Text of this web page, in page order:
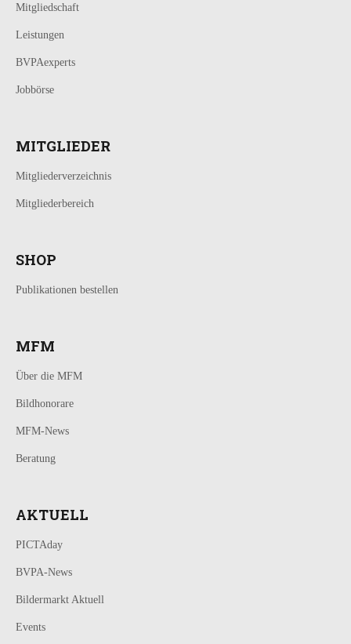
Mitgliedschaft
Leistungen
BVPAexperts
Jobbörse
MITGLIEDER
Mitgliederverzeichnis
Mitgliederbereich
SHOP
Publikationen bestellen
MFM
Über die MFM
Bildhonorare
MFM-News
Beratung
AKTUELL
PICTAday
BVPA-News
Bildermarkt Aktuell
Events